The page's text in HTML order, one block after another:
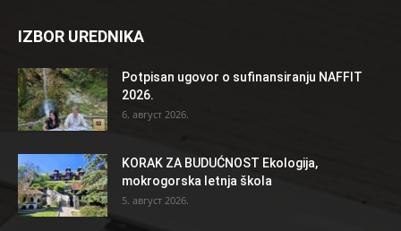
IZBOR UREDNIKA
Potpisan ugovor o sufinansiranju NAFFIT
2026.
6. август 2026.
KORAK ZA BUDUĆNOST Ekologija,
mokrogorska letnja škola
5. август 2026.